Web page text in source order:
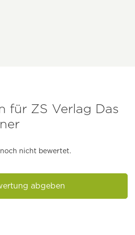
für ZS Verlag Das
nicht bewertet.
abgeben